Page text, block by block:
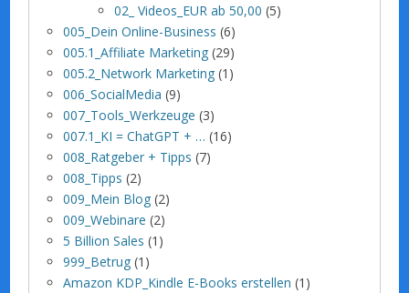
02_ Videos_EUR ab 50,00 (5)
005_Dein Online-Business (6)
005.1_Affiliate Marketing (29)
005.2_Network Marketing (1)
006_SocialMedia (9)
007_Tools_Werkzeuge (3)
007.1_KI = ChatGPT + … (16)
008_Ratgeber + Tipps (7)
008_Tipps (2)
009_Mein Blog (2)
009_Webinare (2)
5 Billion Sales (1)
999_Betrug (1)
Amazon KDP_Kindle E-Books erstellen (1)